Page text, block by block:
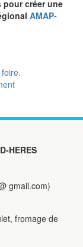
pour créer une
AMAP-
HERES
gmail.com)
fromage de